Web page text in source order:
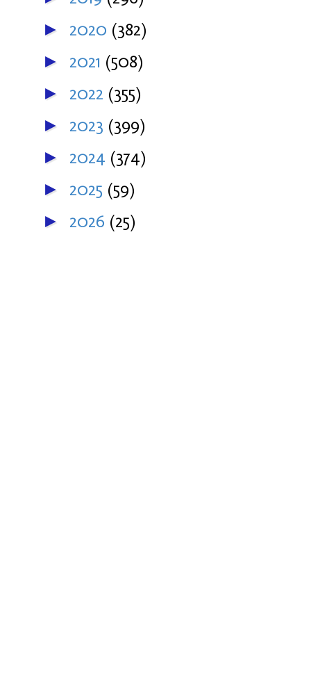
► 2020 (382)
► 2021 (508)
► 2022 (355)
► 2023 (399)
► 2024 (374)
► 2025 (59)
► 2026 (25)